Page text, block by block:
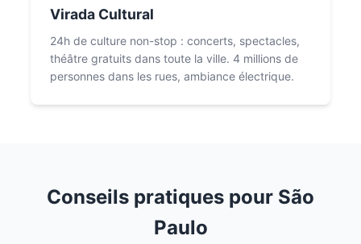
Virada Cultural
24h de culture non-stop : concerts, spectacles,
théâtre gratuits dans toute la ville. 4 millions de
personnes dans les rues, ambiance électrique.
Conseils pratiques pour São
Paulo